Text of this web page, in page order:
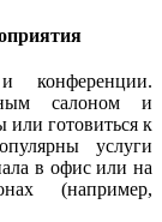
салоном и
или готовиться к
услуги
в офис или на
(например,